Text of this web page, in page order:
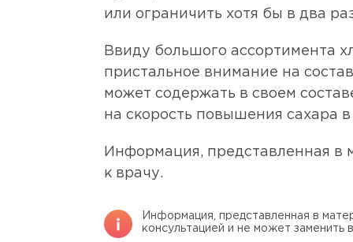
или ограничить хотя бы в два
Ввиду большого ассортимента
пристальное внимание на
может содержать в своем
на скорость повышения сахара
Информация, представленная в
к врачу.
Информация, представленная в
консультацией и не может заменить